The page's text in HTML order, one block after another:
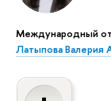
Международный
Латыпова Валерия